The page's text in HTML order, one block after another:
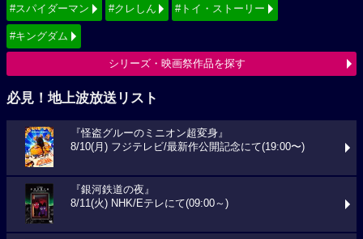
#スパイダーマン #クレしん #トイ・ストーリー
#キングダム
シリーズ・映画祭作品を探す
必見！地上波放送リスト
『怪盗グルーのミニオン超変身』
8/10(月) フジテレビ/最新作公開記念にて(19:00〜)
『銀河鉄道の夜』
8/11(火) NHK/Eテレにて(09:00～)